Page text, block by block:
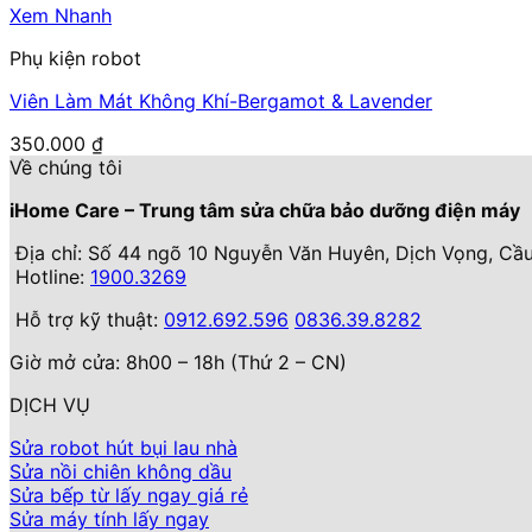
là:
Xem Nhanh
Phụ kiện robot
Viên Làm Mát Không Khí-Bergamot & Lavender
350.000 ₫
Về chúng tôi
iHome Care – Trung tâm sửa chữa bảo dưỡng điện máy
Địa chỉ: Số 44 ngõ 10 Nguyễn Văn Huyên, Dịch Vọng,
Hotline: 1900.3269
Hỗ trợ kỹ thuật: 0912.692.596 0836.39.8282
Giờ mở cửa: 8h00 – 18h (Thứ 2 – CN)
DỊCH VỤ
Sửa robot hút bụi lau nhà
Sửa nồi chiên không dầu
Sửa bếp từ lấy ngay giá rẻ
Sửa máy tính lấy ngay